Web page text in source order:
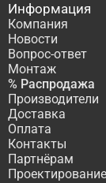
Информация
Компания
Новости
Вопрос-ответ
Монтаж
% Распродажа
Производители
Доставка
Оплата
Контакты
Партнёрам
Проектирование